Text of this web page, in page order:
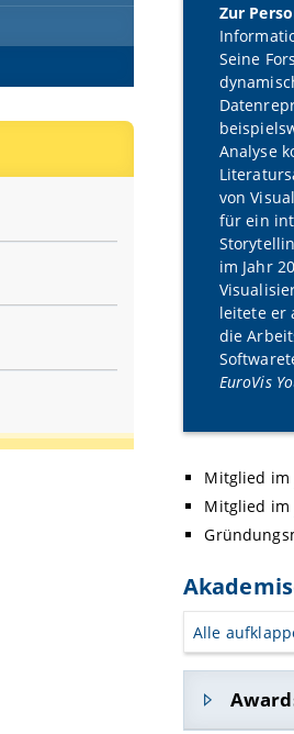
Zur
Seine
Analyse
von
für ein
im Jahr
leitete er
die
EuroVis
Mitglied im
Mitglied im
Alle